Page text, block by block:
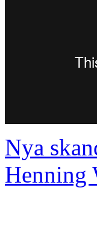
Nya
Henning